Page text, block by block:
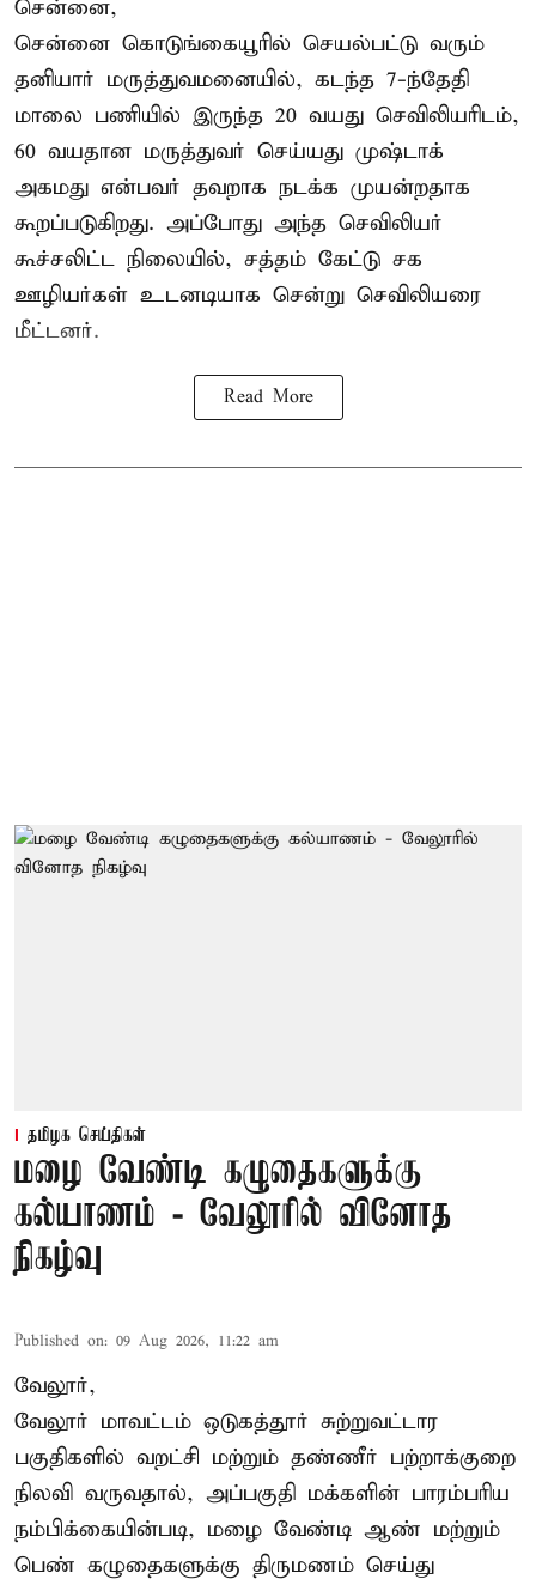
சென்னை,
சென்னை கொடுங்கையூரில் செயல்பட்டு வரும்
தனியார் மருத்துவமனையில், கடந்த 7-ந்தேதி
மாலை பணியில் இருந்த 20 வயது செவிலியரிடம்,
60 வயதான மருத்துவர் செய்யது முஷ்டாக்
அகமது என்பவர் தவறாக நடக்க முயன்றதாக
கூறப்படுகிறது. அப்போது அந்த செவிலியர்
கூச்சலிட்ட நிலையில், சத்தம் கேட்டு சக
ஊழியர்கள் உடனடியாக சென்று செவிலியரை
மீட்டனர்.
Read More
தமிழக செய்திகள்
மழை வேண்டி கழுதைகளுக்கு
கல்யாணம் - வேலூரில் வினோத
நிகழ்வு
Published on: 09 Aug 2026, 11:22 am
வேலூர்,
வேலூர் மாவட்டம் ஒடுகத்தூர் சுற்றுவட்டார
பகுதிகளில் வறட்சி மற்றும் தண்ணீர் பற்றாக்குறை
நிலவி வருவதால், அப்பகுதி மக்களின் பாரம்பரிய
நம்பிக்கையின்படி, மழை வேண்டி ஆண் மற்றும்
பெண் கழுதைகளுக்கு திருமணம் செய்து